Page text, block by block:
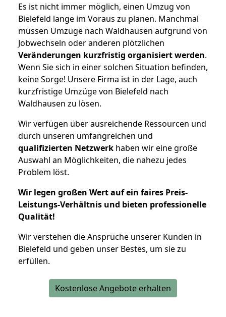
Es ist nicht immer möglich, einen Umzug von
Bielefeld lange im Voraus zu planen. Manchmal
müssen Umzüge nach Waldhausen aufgrund von
Jobwechseln oder anderen plötzlichen
Veränderungen kurzfristig organisiert werden.
Wenn Sie sich in einer solchen Situation befinden,
keine Sorge! Unsere Firma ist in der Lage, auch
kurzfristige Umzüge von Bielefeld nach
Waldhausen zu lösen.
Wir verfügen über ausreichende Ressourcen und
durch unseren umfangreichen und
qualifizierten Netzwerk haben wir eine große
Auswahl an Möglichkeiten, die nahezu jedes
Problem löst.
Wir legen großen Wert auf ein faires Preis-
Leistungs-Verhältnis und bieten professionelle
Qualität!
Wir verstehen die Ansprüche unserer Kunden in
Bielefeld und geben unser Bestes, um sie zu
erfüllen.
Kostenlose Angebote erhalten